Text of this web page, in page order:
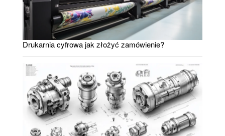
Drukarnia cyfrowa jak złożyć zamówienie?